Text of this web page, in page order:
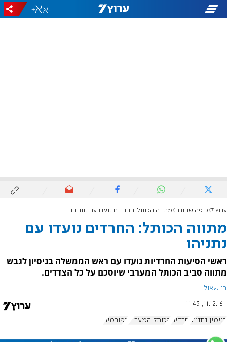
-
+
ערוץ 7 כיפה שחורה מתווה הכותל: החרדים נועדו עם נתניהו
מתווה הכותל: החרדים נועדו עם
נתניהו
ראשי הסיעות החרדיות נועדו עם ראש הממשלה בניסיון לגבש
מתווה סביב הכותל המערבי שיוסכם על כל הצדדים.
בן שאול
11.12.16, 11:43
בנימין נתניהו חרדים הכותל המערבי רפורמים